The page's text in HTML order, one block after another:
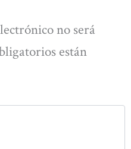
no será
están